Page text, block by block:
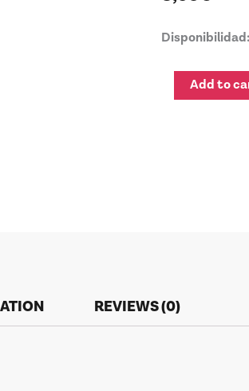
Disponibilidad:
TOP
EXTRABRILLO
Add to
REVIEWS (0)